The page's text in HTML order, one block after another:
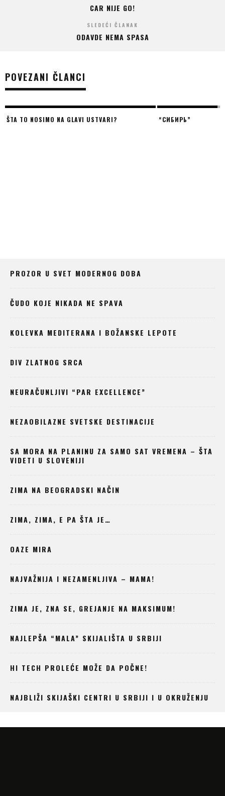
CAR NIJE GO!
SLEDEĆI ČLANAK
ODAVDE NEMA SPASA
POVEZANI ČLANCI
NA GLAVI USTVARI?
PROZOR U SVET MODERNOG DOBA
ČUDO KOJE NIKADA NE SPAVA
KOLEVKA MEDITERANA I BOŽANSKE LEPOTE
DIV ZLATNOG SRCA
NEURAČUNLJIVI “PAR EXCELLENCE”
NEZAOBILAZNE SVETSKE DESTINACIJE
SA MORA NA PLANINU ZA SAMO SAT VREMENA – ŠTA
VIDETI U SLOVENIJI
ZIMA NA BEOGRADSKI NAČIN
ZIMA, ZIMA, E PA ŠTA JE…
OAZE MIRA
NAJVAŽNIJA I NEZAMENLJIVA – MAMA!
ZIMA JE, ZNA SE, GREJANJE NA MAKSIMUM!
NAJLEPŠA “MALA” SKIJALIŠTA U SRBIJI
HI TECH PROLEĆE MOŽE DA POČNE!
NAJBLIŽI SKIJAŠKI CENTRI U SRBIJI I U OKRUŽENJU